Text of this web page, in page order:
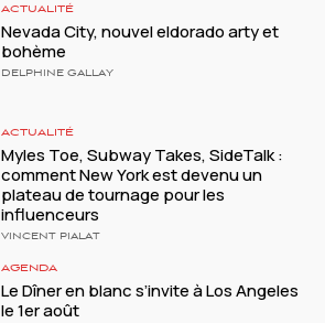
ACTUALITÉ
Nevada City, nouvel eldorado arty et
bohème
DELPHINE GALLAY
ACTUALITÉ
Myles Toe, Subway Takes, SideTalk :
comment New York est devenu un
plateau de tournage pour les
influenceurs
VINCENT PIALAT
AGENDA
Le Dîner en blanc s’invite à Los Angeles
le 1er août